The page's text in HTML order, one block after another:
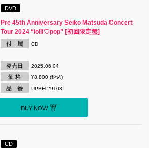
DVD
Pre 45th Anniversary Seiko Matsuda Concert
Tour 2024 “lolli♡pop” [初回限定盤]
付 属 CD
発売日 2025.06.04
価 格 ¥8,800 (税込)
品 番 UPBH-29103
BUY NOW
CD